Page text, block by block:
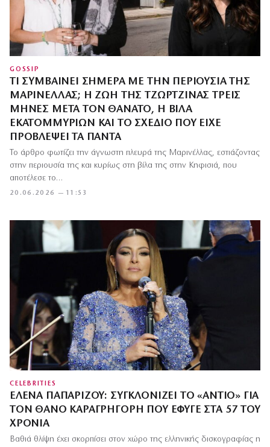
GOSSIP
ΤΙ ΣΥΜΒΑΊΝΕΙ ΣΉΜΕΡΑ ΜΕ ΤΗΝ ΠΕΡΙΟΥΣΊΑ ΤΗΣ
ΜΑΡΙΝΈΛΛΑΣ; Η ΖΩΉ ΤΗΣ ΤΖΩΡΤΖΊΝΑΣ ΤΡΕΙΣ
ΜΉΝΕΣ ΜΕΤΆ ΤΟΝ ΘΆΝΑΤΟ, Η ΒΊΛΑ
ΕΚΑΤΟΜΜΥΡΊΩΝ ΚΑΙ ΤΟ ΣΧΈΔΙΟ ΠΟΥ ΕΊΧΕ
ΠΡΟΒΛΈΨΕΙ ΤΑ ΠΆΝΤΑ
20.06.2026 — 11:53
Το άρθρο φωτίζει την άγνωστη πλευρά της Μαρινέλλας, εστιάζοντας
στην περιουσία της και κυρίως στη βίλα της στην Κηφισιά, που
αποτέλεσε το…
CELEBRITIES
ΈΛΕΝΑ ΠΑΠΑΡΊΖΟΥ: ΣΥΓΚΛΟΝΊΖΕΙ ΤΟ «ΑΝΤΊΟ» ΓΙΑ
ΤΟΝ ΘΆΝΟ ΚΑΡΑΓΡΗΓΌΡΗ ΠΟΥ ΈΦΥΓΕ ΣΤΑ 57 ΤΟΥ
ΧΡΌΝΙΑ
Βαθιά θλίψη έχει σκορπίσει στον χώρο της ελληνικής δισκογραφίας η